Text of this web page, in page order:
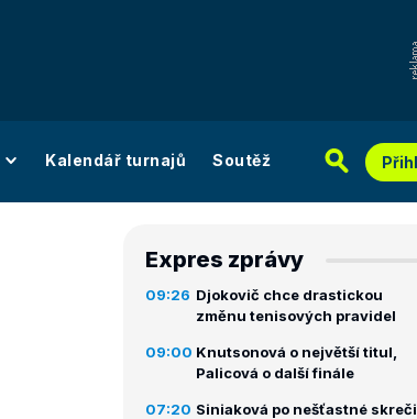
Kalendář turnajů Soutěž
Expres zprávy
09:26 Djokovič chce drastickou
změnu tenisových pravidel
09:00 Knutsonová o největší titul,
Palicová o další finále
07:20 Siniaková po nešťastné skreči